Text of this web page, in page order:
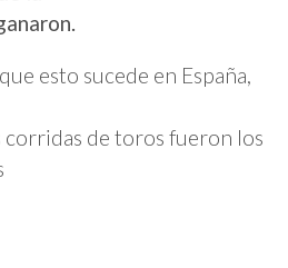
esto sucede en España,
corridas de toros fueron los